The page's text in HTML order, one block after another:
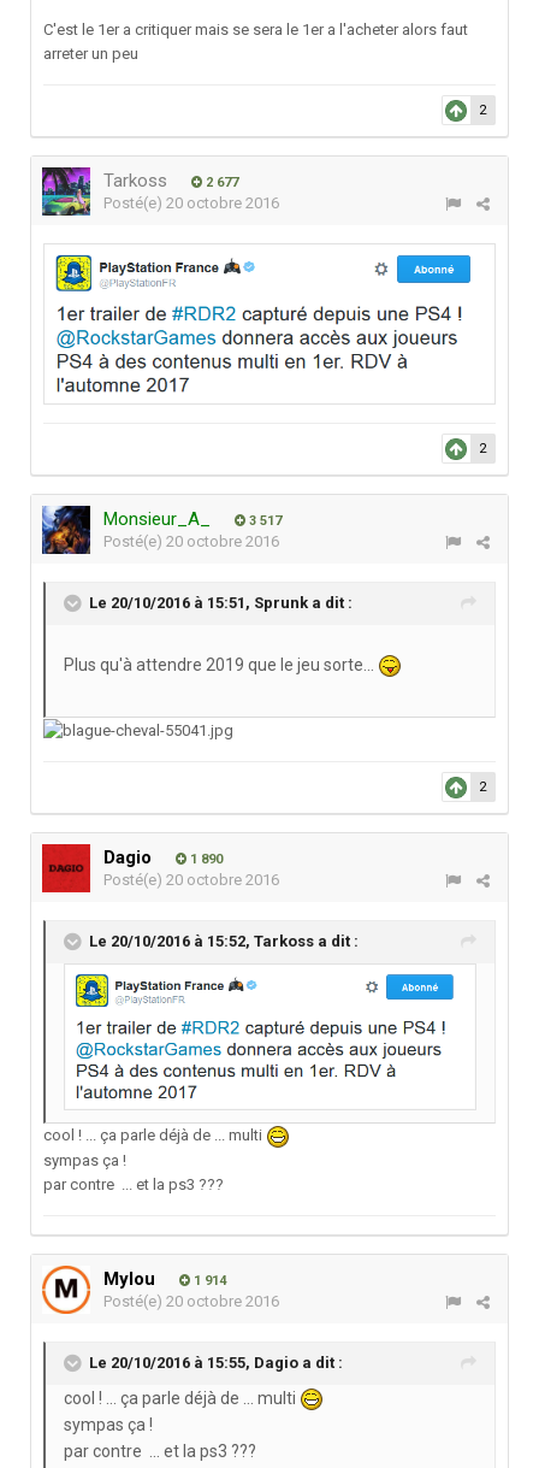
C'est le 1er a critiquer mais se sera le 1er a l'acheter alors faut
arreter un peu
2
Tarkoss 2 677
Posté(e) 20 octobre 2016
2
Monsieur_A_ 3 517
Posté(e) 20 octobre 2016
Le 20/10/2016 à 15:51, Sprunk a dit :
Plus qu'à attendre 2019 que le jeu sorte...
2
Dagio 1 890
Posté(e) 20 octobre 2016
Le 20/10/2016 à 15:52, Tarkoss a dit :
cool ! ... ça parle déjà de ... multi
sympas ça !
par contre ... et la ps3 ???
Mylou 1 914
Posté(e) 20 octobre 2016
Le 20/10/2016 à 15:55, Dagio a dit :
cool ! ... ça parle déjà de ... multi
sympas ça !
par contre ... et la ps3 ???